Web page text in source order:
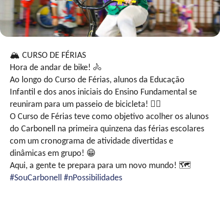
🏔 CURSO DE FÉRIAS
Hora de andar de bike! 🚴
Ao longo do Curso de Férias, alunos da Educação
Infantil e dos anos iniciais do Ensino Fundamental se
reuniram para um passeio de bicicleta! 🚴‍♀
O Curso de Férias teve como objetivo acolher os alunos
do Carbonell na primeira quinzena das férias escolares
com um cronograma de atividade divertidas e
dinâmicas em grupo! 😁
Aqui, a gente te prepara para um novo mundo! 🗺
#SouCarbonell #nPossibilidades